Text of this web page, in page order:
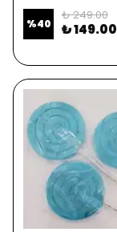
%40
₺ 249.00
₺ 149.00